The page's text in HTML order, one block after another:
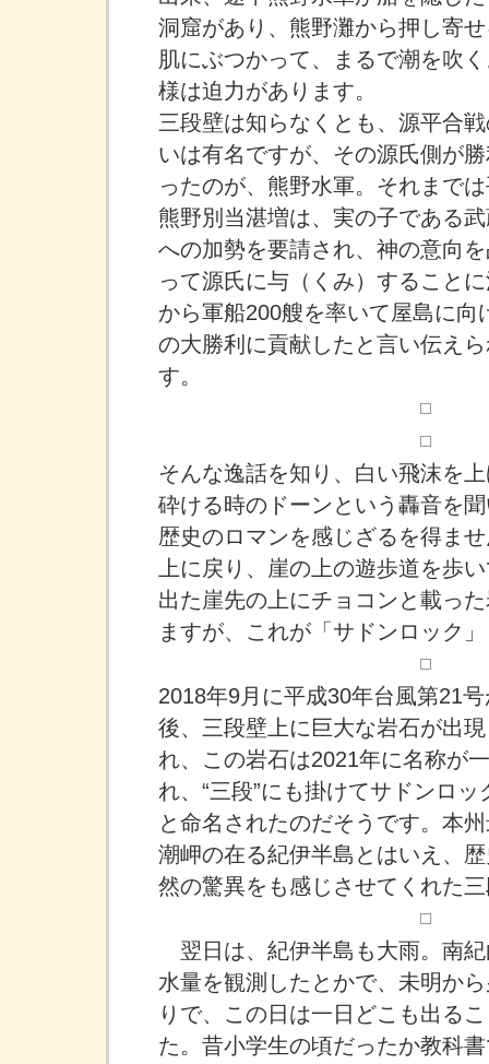
洞窟があり、熊野灘から押し寄
肌にぶつかって、まるで潮を吹
様は迫力があります。
三段壁は知らなくとも、源平合
いは有名ですが、その源氏側が
ったのが、熊野水軍。それまで
熊野別当湛増は、実の子である
への加勢を要請され、神の意向
って源氏に与（くみ）すること
から軍船200艘を率いて屋島に向
の大勝利に貢献したと言い伝え
す。
そんな逸話を知り、白い飛沫を
砕ける時のドーンという轟音を
歴史のロマンを感じざるを得ま
上に戻り、崖の上の遊歩道を歩
出た崖先の上にチョコンと載っ
ますが、これが「サドンロック
2018年9月に平成30年台風第21
後、三段壁上に巨大な岩石が出
れ、この岩石は2021年に名称が
れ、“三段”にも掛けてサドンロ
と命名されたのだそうです。本
潮岬の在る紀伊半島とはいえ、
然の驚異をも感じさせてくれた
翌日は、紀伊半島も大雨。南
水量を観測したとかで、未明か
りで、この日は一日どこも出る
た。昔小学生の頃だったか教科